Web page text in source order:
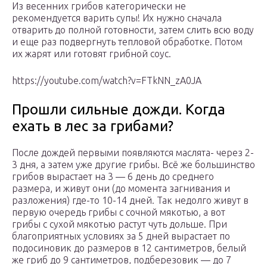
Из весенних грибов категорически не
рекомендуется варить супы! Их нужно сначала
отварить до полной готовности, затем слить всю воду
и еще раз подвергнуть тепловой обработке. Потом
их жарят или готовят грибной соус.
https://youtube.com/watch?v=FTkNN_zA0JA
Прошли сильные дожди. Когда
ехать в лес за грибами?
После дождей первыми появляются маслята- через 2-
3 дня, а затем уже другие грибы. Всё же большинство
грибов вырастает на 3 — 6 день до среднего
размера, и живут они (до момента загнивания и
разложения) где-то 10-14 дней. Так недолго живут в
первую очередь грибы с сочной мякотью, а вот
грибы с сухой мякотью растут чуть дольше. При
благоприятных условиях за 5 дней вырастает по
подосиновик до размеров в 12 сантиметров, белый
же гриб до 9 сантиметров, подберезовик — до 7